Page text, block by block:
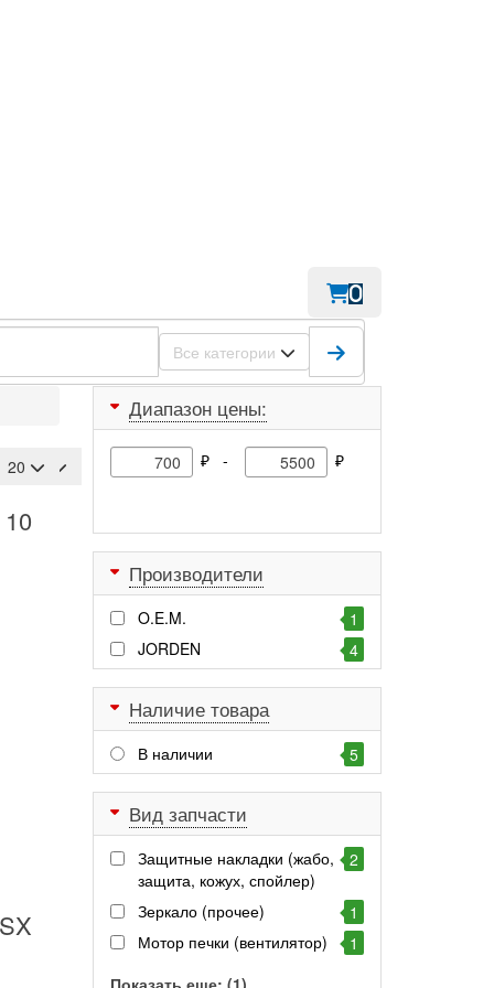
0
Все категории
20
Диапазон цены:
₽ - ₽
Производители
O.E.M.
1
JORDEN
4
Наличие товара
В наличии 5
Вид запчасти
Защитные накладки (жабо,
защита, кожух, спойлер)
2
Зеркало (прочее)
1
Мотор печки (вентилятор)
1
Показать еще: (1)